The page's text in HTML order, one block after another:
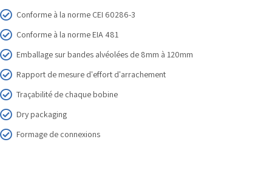
Conforme à la norme CEI 60286-3
Conforme à la norme EIA 481
Emballage sur bandes alvéolées de 8mm à 120mm
Rapport de mesure d'effort d'arrachement
Traçabilité de chaque bobine
Dry packaging
Formage de connexions